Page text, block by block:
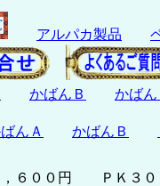
アルパカ製品
かばんＢ
かばん
んＡ かばんＢ
，６００円 ＰＫ３